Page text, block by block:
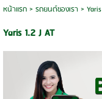
หน้าแรก> รถยนต์ของเรา > Yaris
Yaris 1.2 J AT